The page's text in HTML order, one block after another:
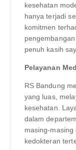
kesehatan
hanya terjadi
komitmen
penuh kasih
Pelayanan
RS Bandung
yang luas,
kesehatan.
dalam
masing-
kedokteran